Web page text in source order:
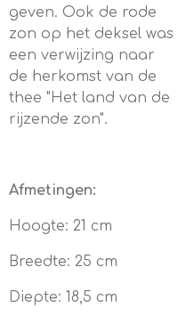
geven. Ook de rode
zon op het deksel was
een verwijzing naar
de herkomst van de
thee "Het land van de
rijzende zon".
Afmetingen:
Hoogte: 21 cm
Breedte: 25 cm
Diepte: 18,5 cm